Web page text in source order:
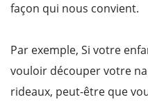
façon qui nous convient.
Par exemple, Si votre
vouloir découper votre
rideaux, peut-être que